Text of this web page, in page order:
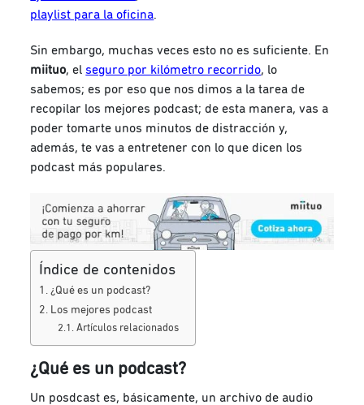
playlist para la oficina.
Sin embargo, muchas veces esto no es suficiente. En
miituo, elseguro por kilómetro recorrido, lo
sabemos; es por eso que nos dimos a la tarea de
recopilar los mejores podcast; de esta manera, vas a
poder tomarte unos minutos de distracción y,
además, te vas a entretener con lo que dicen los
podcast más populares.
Índice de contenidos
¿Qué es un podcast?
Los mejores podcast
Artículos relacionados
¿Qué es un podcast?
Un posdcast es, básicamente, un archivo de audio